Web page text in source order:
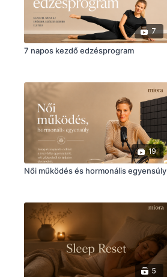
7
7 napos kezdő edzésprogram
19
Női működés és hormonális egyensúly
5